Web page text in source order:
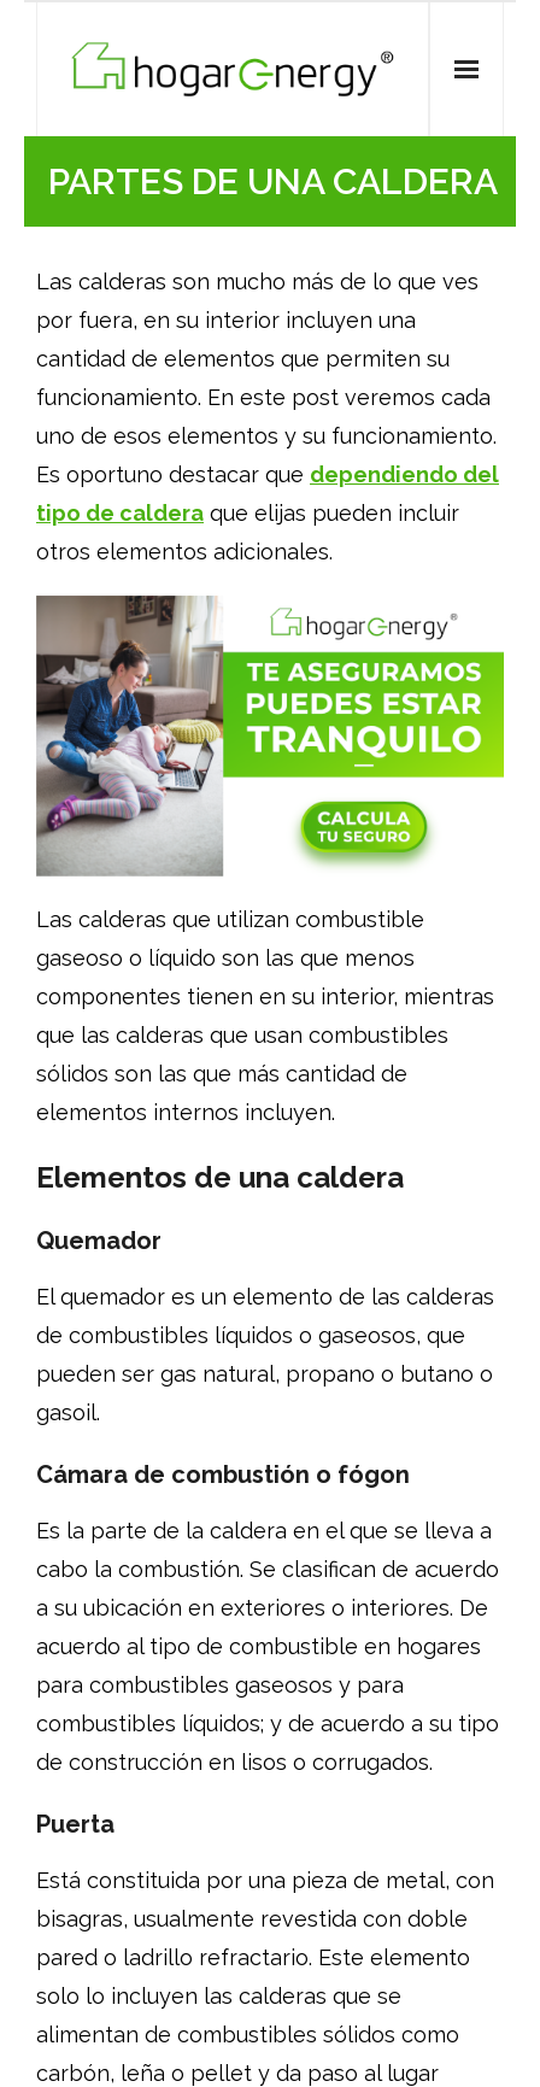
PARTES DE UNA CALDERA
Las calderas son mucho más de lo que ves
por fuera, en su interior incluyen una
cantidad de elementos que permiten su
funcionamiento. En este post veremos cada
uno de esos elementos y su funcionamiento.
Es oportuno destacar que dependiendo del
tipo de caldera que elijas pueden incluir
otros elementos adicionales.
Las calderas que utilizan combustible
gaseoso o líquido son las que menos
componentes tienen en su interior, mientras
que las calderas que usan combustibles
sólidos son las que más cantidad de
elementos internos incluyen.
Elementos de una caldera
Quemador
El quemador es un elemento de las calderas
de combustibles líquidos o gaseosos, que
pueden ser gas natural, propano o butano o
gasoil.
Cámara de combustión o fógon
Es la parte de la caldera en el que se lleva a
cabo la combustión. Se clasifican de acuerdo
a su ubicación en exteriores o interiores. De
acuerdo al tipo de combustible en hogares
para combustibles gaseosos y para
combustibles líquidos; y de acuerdo a su tipo
de construcción en lisos o corrugados.
Puerta
Está constituida por una pieza de metal, con
bisagras, usualmente revestida con doble
pared o ladrillo refractario. Este elemento
solo lo incluyen las calderas que se
alimentan de combustibles sólidos como
carbón, leña o pellet y da paso al lugar